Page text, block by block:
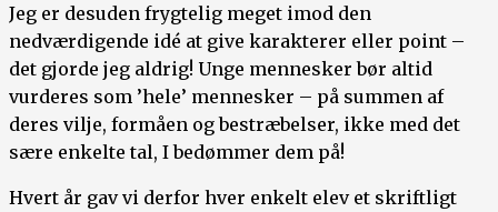
Jeg er desuden frygtelig meget imod den
nedværdigende idé at give karakterer eller point –
det gjorde jeg aldrig! Unge mennesker bør altid
vurderes som ’hele’ mennesker – på summen af
deres vilje, formåen og bestræbelser, ikke med det
sære enkelte tal, I bedømmer dem på!
Hvert år gav vi derfor hver enkelt elev et skriftligt